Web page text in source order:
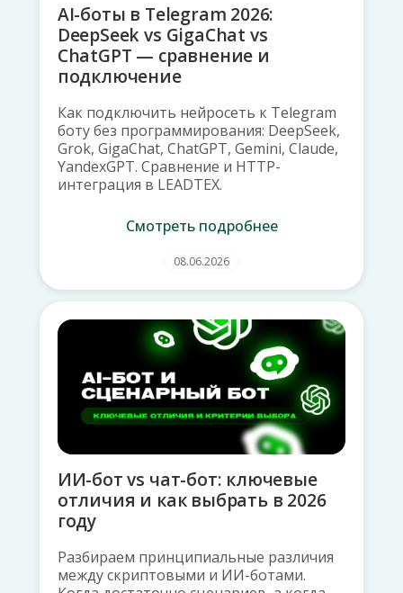
AI-боты в Telegram 2026:
DeepSeek vs GigaChat vs
ChatGPT — сравнение и
подключение
Как подключить нейросеть к Telegram
боту без программирования: DeepSeek,
Grok, GigaChat, ChatGPT, Gemini, Claude,
YandexGPT. Сравнение и HTTP-
интеграция в LEADTEX.
Смотреть подробнее
08.06.2026
ИИ-бот vs чат-бот: ключевые
отличия и как выбрать в 2026
году
Разбираем принципиальные различия
между скриптовыми и ИИ-ботами.